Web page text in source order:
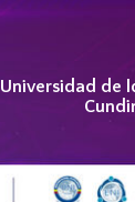
Universidad de